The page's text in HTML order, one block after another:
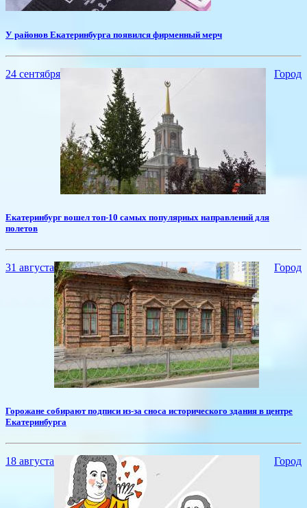
У районов Екатеринбурга появился фирменный мерч
24 сентября Город
Екатеринбург вошел топ-10 самых популярных направлений для
полетов
31 августа Город
​Горожане собирают подписи из-за сноса исторического здания в центре
Екатеринбурга
18 августа Город